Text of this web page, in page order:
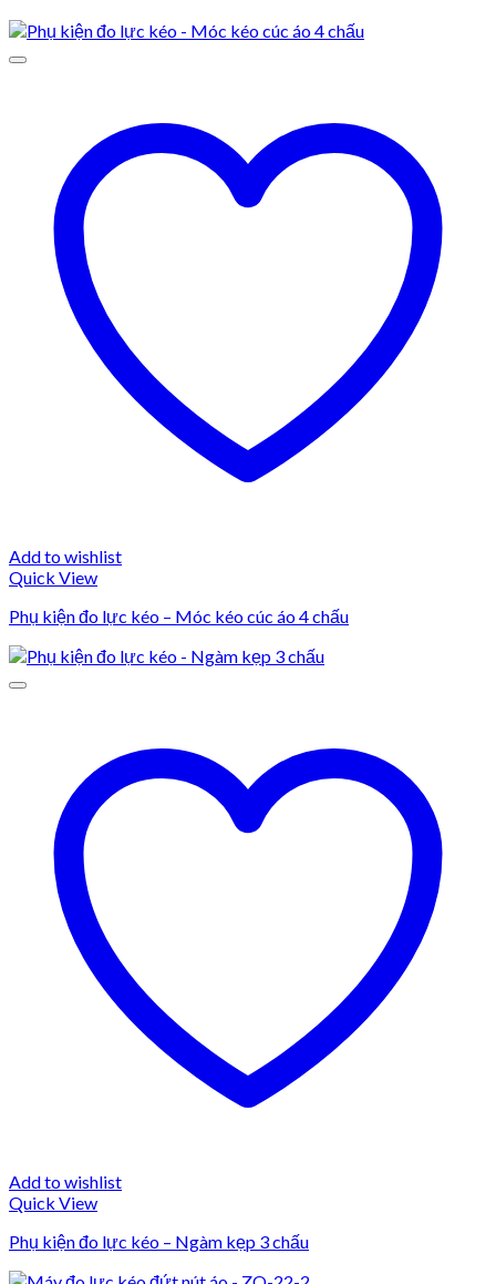
Add to wishlist
Quick View
Phụ kiện đo lực kéo – Móc kéo cúc áo 4 chấu
Add to wishlist
Quick View
Phụ kiện đo lực kéo – Ngàm kẹp 3 chấu